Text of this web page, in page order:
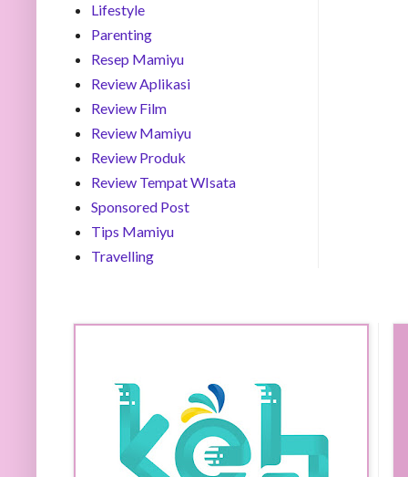
Lifestyle
Parenting
Resep Mamiyu
Review Aplikasi
Review Film
Review Mamiyu
Review Produk
Review Tempat WIsata
Sponsored Post
Tips Mamiyu
Travelling